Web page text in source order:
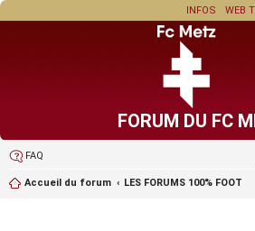
WEB
INFOS
FORUM DU FC
FAQ
Accueil du forum LES FORUMS 100% FOOT